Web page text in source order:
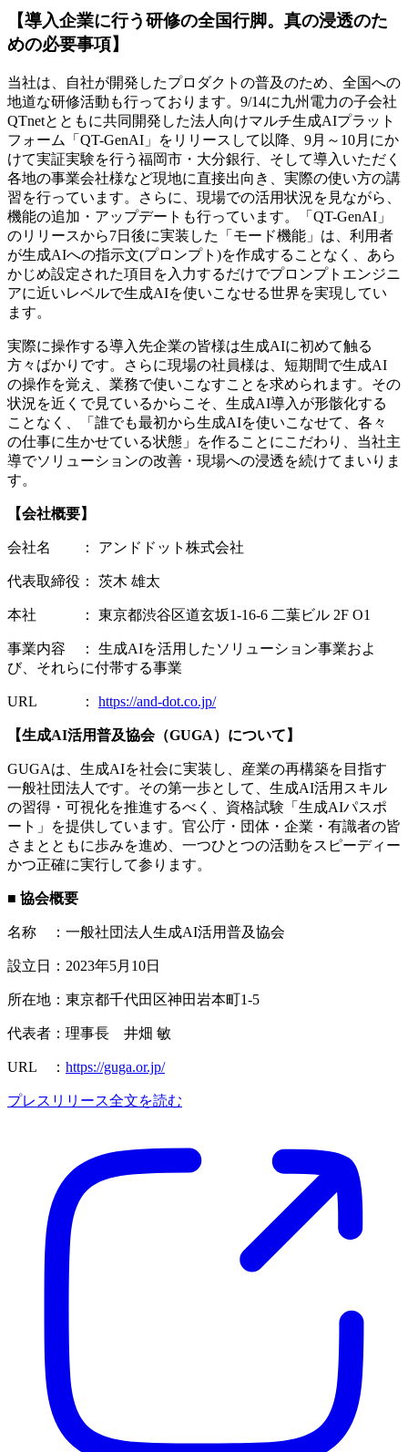
【導入企業に行う研修の全国行脚。真の浸透のた
めの必要事項】
当社は、自社が開発したプロダクトの普及のため、全国への
地道な研修活動も行っております。9/14に九州電力の子会社
QTnetとともに共同開発した法人向けマルチ生成AIプラット
フォーム「QT-GenAI」をリリースして以降、9月～10月にか
けて実証実験を行う福岡市・大分銀行、そして導入いただく
各地の事業会社様など現地に直接出向き、実際の使い方の講
習を行っています。さらに、現場での活用状況を見ながら、
機能の追加・アップデートも行っています。「QT-GenAI」
のリリースから7日後に実装した「モード機能」は、利用者
が生成AIへの指示文(プロンプト)を作成することなく、あら
かじめ設定された項目を入力するだけでプロンプトエンジニ
アに近いレベルで生成AIを使いこなせる世界を実現してい
ます。
実際に操作する導入先企業の皆様は生成AIに初めて触る
方々ばかりです。さらに現場の社員様は、短期間で生成AI
の操作を覚え、業務で使いこなすことを求められます。その
状況を近くで見ているからこそ、生成AI導入が形骸化する
ことなく、「誰でも最初から生成AIを使いこなせて、各々
の仕事に生かせている状態」を作ることにこだわり、当社主
導でソリューションの改善・現場への浸透を続けてまいりま
す。
【会社概要】
会社名 ： アンドドット株式会社
代表取締役： 茨木 雄太
本社 ： 東京都渋谷区道玄坂1-16-6 二葉ビル 2F O1
事業内容 ： 生成AIを活用したソリューション事業およ
び、それらに付帯する事業
URL ： https://and-dot.co.jp/
【生成AI活用普及協会（GUGA）について】
GUGAは、生成AIを社会に実装し、産業の再構築を目指す
一般社団法人です。その第一歩として、生成AI活用スキル
の習得・可視化を推進するべく、資格試験「生成AIパスポ
ート」を提供しています。官公庁・団体・企業・有識者の皆
さまとともに歩みを進め、一つひとつの活動をスピーディー
かつ正確に実行して参ります。
■ 協会概要
名称 ：一般社団法人生成AI活用普及協会
設立日：2023年5月10日
所在地：東京都千代田区神田岩本町1-5
代表者：理事長 井畑 敏
URL ： https://guga.or.jp/
プレスリリース全文を読む